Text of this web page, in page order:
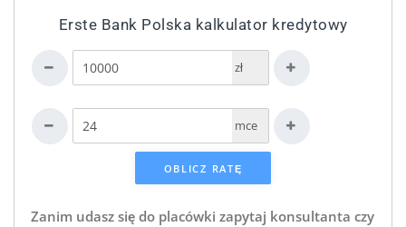
Erste Bank Polska kalkulator kredytowy
zł
mce
Zanim udasz się do placówki zapytaj konsultanta czy